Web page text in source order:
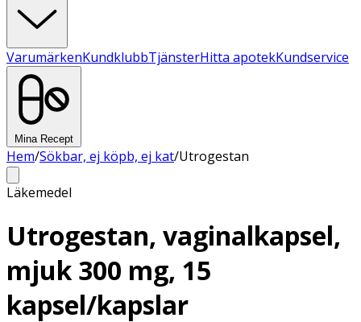
VarumärkenKundklubbTjänsterHitta apotekKundservice
Mina Recept
Hem/Sökbar, ej köpb, ej kat/Utrogestan
Läkemedel
Utrogestan, vaginalkapsel,
mjuk 300 mg, 15
kapsel/kapslar